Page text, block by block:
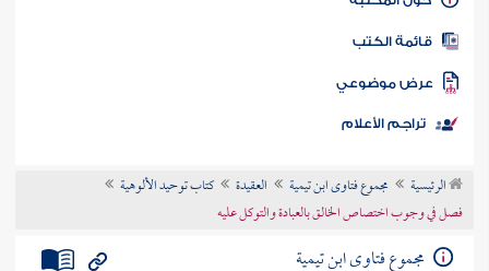
المكتبة
الكتب
موضوعي
تراجم الأعلام
الرئيسية مجموع فتاوى ابن تيمية العقيدة
كتاب توحيد الألوهية
فصل في وجوب اختصاص الخالق بالعبادة والتوكل عليه
مجموع فتاوى ابن تيمية